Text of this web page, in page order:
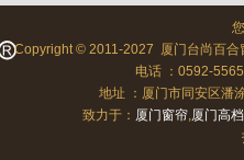
Copyright © 2011-2027 厦门台尚百
电话 ：0592-
地址 ：厦门市同安区潘
致力于： 厦门窗帘,厦门高